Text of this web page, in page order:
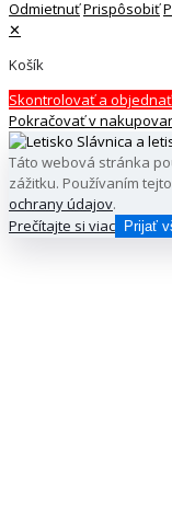
OdmietnuťPrispôsobiť
✕
Košík
Skontrolovať a objednať
Pokračovať v
Táto webová stránka
zážitku. Používaním
ochrany údajov.
Prečítajte si viac
Prijať